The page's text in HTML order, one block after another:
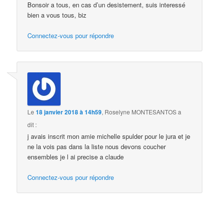
Bonsoir a tous, en cas d’un desistement, suis interessé
bien a vous tous, biz
Connectez-vous pour répondre
Le18 janvier 2018 à 14h59, Roselyne MONTESANTOSa
dit :
j avais inscrit mon amie michelle spulder pour le jura et je
ne la vois pas dans la liste nous devons coucher
ensembles je l ai precise a claude
Connectez-vous pour répondre